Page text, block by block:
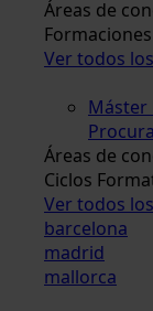
Áreas de
Ver todos
Máster
Procura
Áreas de
Ciclos
Ver todos
barcelona
madrid
mallorca